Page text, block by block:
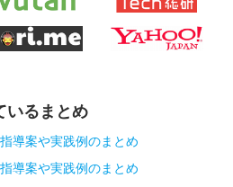
いるまとめ
導案や実践例のまとめ
導案や実践例のまとめ